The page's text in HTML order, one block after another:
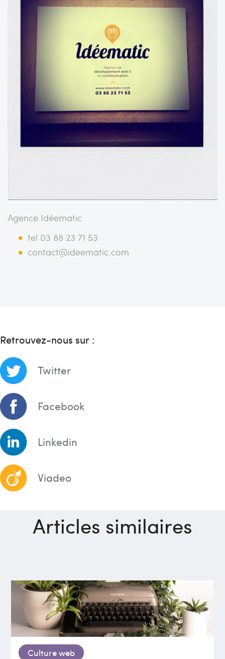
Agence Idéematic
tel 03 88 23 71 53
contact@ideematic.com
Retrouvez-nous sur :
Twitter
Facebook
Linkedin
Viadeo
Articles similaires
Culture web